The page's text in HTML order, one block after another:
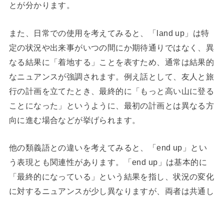
とが分かります。
また、日常での使用を考えてみると、「land up」は特
定の状況や出来事がいつの間にか期待通りではなく、異
なる結果に「着地する」ことを表すため、通常は結果的
なニュアンスが強調されます。例え話として、友人と旅
行の計画を立てたとき、最終的に「もっと高い山に登る
ことになった」というように、最初の計画とは異なる方
向に進む場合などが挙げられます。
他の類義語との違いを考えてみると、「end up」とい
う表現とも関連性があります。「end up」は基本的に
「最終的になっている」という結果を指し、状況の変化
に対するニュアンスが少し異なりますが、両者は共通し